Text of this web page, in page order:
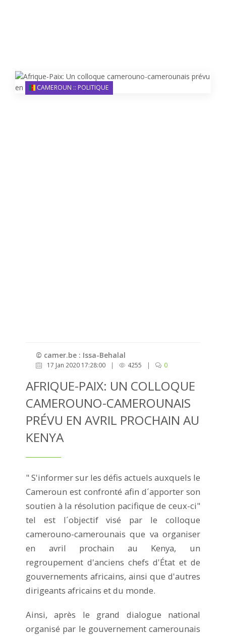
CAMEROUN :: POLITIQUE
© camer.be : Issa-Behalal
17 Jan 2020 17:28:00 | 4255 | 0
AFRIQUE-PAIX: UN COLLOQUE
CAMEROUNO-CAMEROUNAIS
PRÉVU EN AVRIL PROCHAIN AU
KENYA
" S'informer sur les défis actuels auxquels le
Cameroun est confronté afin d´apporter son
soutien à la résolution pacifique de ceux-ci"
tel est l´objectif visé par le colloque
camerouno-camerounais que va organiser
en avril prochain au Kenya, un
regroupement d'anciens chefs d'État et de
gouvernements africains, ainsi que d'autres
dirigeants africains et du monde.
Ainsi, après le grand dialogue national
organisé par le gouvernement camerounais